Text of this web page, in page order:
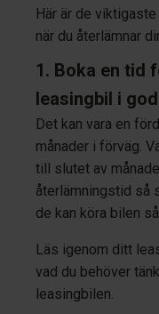
Här är de
när du återlämnar
1. Boka en tid
leasingbil i
Det kan vara en
månader i förväg.
till slutet av
återlämningstid så
de kan köra bilen
Läs igenom ditt
vad du behöver
leasingbilen.